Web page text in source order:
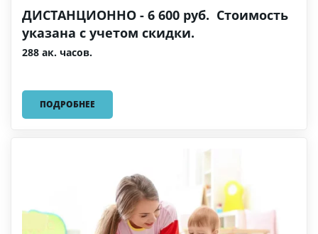
ДИСТАНЦИОННО - 6 600 руб. Стоимость
указана с учетом скидки.
288 ак. часов.
ПОДРОБНЕЕ